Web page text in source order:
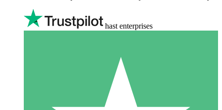
hast enterprises